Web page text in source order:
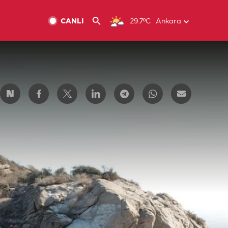
29.7ºC Ankara
CANLI